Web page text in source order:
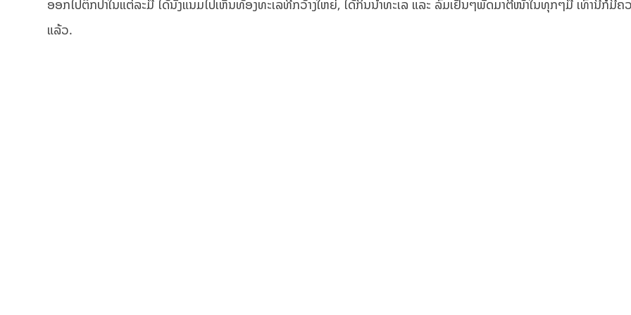
ອອກໄປຕຶກປາໃນແຕ່ລະມື້ ໄດ້ນັ່ງແນມໄປເຫັນທ້ອງທະເລທີ່ກວ້າງໃຫຍ່, ໄດ້ກິ່ນນໍ້າທະເລ ແລະ ລົມເຢັນໆພັດມາຕີໜ້າໃນທຸກໆມື້ ເທົ່ານີ້ກໍມີຄ
ແລ້ວ.